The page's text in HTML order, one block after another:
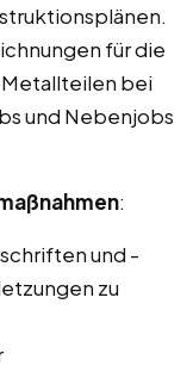
für die
bei
und Nebenjobs
:
und -
zu